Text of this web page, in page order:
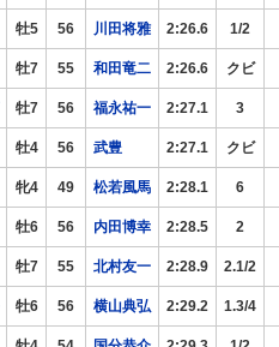
牡5 56 川田将雅 2:26.6 1/2
牡7 55 和田竜二 2:26.6 クビ
牡7 56 福永祐一 2:27.1 3
牡4 56 武豊 2:27.1 クビ
牝4 49 松若風馬 2:28.1 6
牡6 56 内田博幸 2:28.5 2
牡7 55 北村友一 2:28.9 2.1/2
牡6 56 横山典弘 2:29.2 1.3/4